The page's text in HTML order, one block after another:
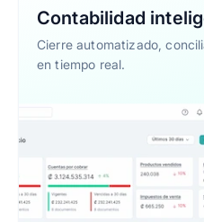
Contabilidad
Cierre automatizado,
en tiempo real.